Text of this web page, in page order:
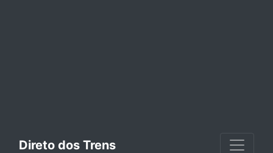
Direto dos Trens